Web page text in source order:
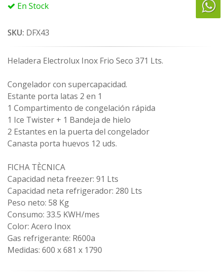
En Stock
SKU: DFX43
Heladera Electrolux Inox Frio Seco 371 Lts.
Congelador con supercapacidad.
Estante porta latas 2 en 1
1 Compartimento de congelación rápida
1 Ice Twister + 1 Bandeja de hielo
2 Estantes en la puerta del congelador
Canasta porta huevos 12 uds.
FICHA TÈCNICA
Capacidad neta freezer: 91 Lts
Capacidad neta refrigerador: 280 Lts
Peso neto: 58 Kg
Consumo: 33.5 KWH/mes
Color: Acero Inox
Gas refrigerante: R600a
Medidas: 600 x 681 x 1790